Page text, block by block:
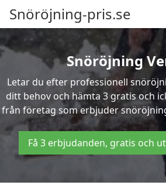
Snöröjning-pris.se
Snöröjning
Letar du efter professionell
ditt behov och hämta 3 gratis och
från företag som erbjuder
Få 3 erbjudanden, gratis och